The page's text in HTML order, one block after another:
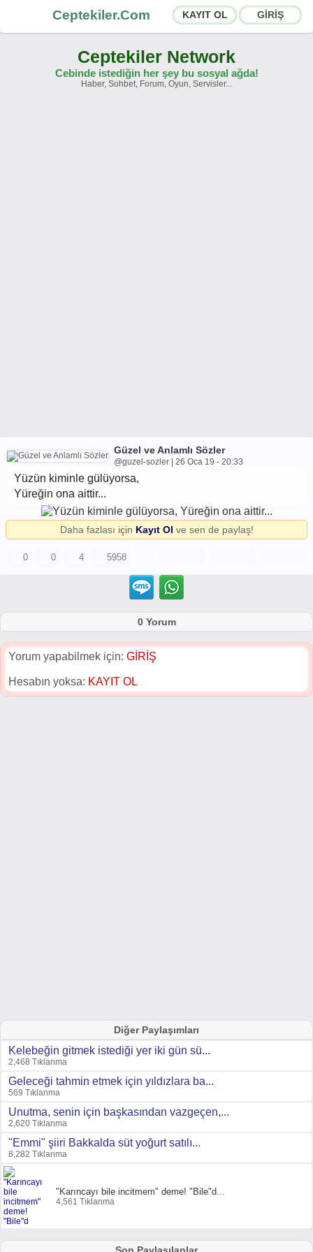
Ceptekiler.Com KAYIT OL GİRİŞ
Ceptekiler Network
Cebinde istediğin her şey bu sosyal ağda!
Haber, Sohbet, Forum, Oyun, Servisler...
Güzel ve Anlamlı Sözler
@guzel-sozler | 26 Oca 19 - 20:33
Yüzün kiminle gülüyorsa,
Yüreğin ona aittir...
Daha fazlası için Kayıt Ol ve sen de paylaş!
0 0 4 5958
0 Yorum
Yorum yapabilmek için: GİRİŞ
Hesabın yoksa: KAYIT OL
Diğer Paylaşımları
Kelebeğin gitmek istediği yer iki gün sü...
2,468 Tıklanma
Geleceği tahmin etmek için yıldızlara ba...
569 Tıklanma
Unutma, senin için başkasından vazgeçen,...
2,620 Tıklanma
"Emmi" şiiri Bakkalda süt yoğurt satılı...
8,282 Tıklanma
"Karıncayı bile incitmem" deme! "Bile"d...
4,561 Tıklanma